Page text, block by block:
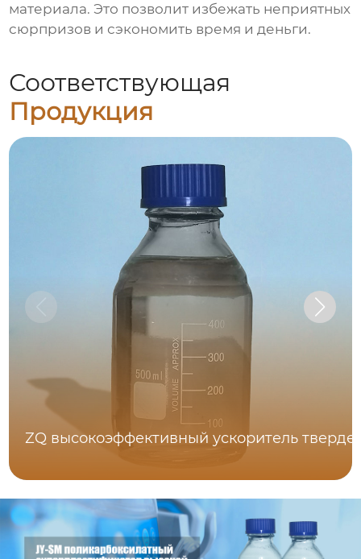
материала. Это позволит избежать неприятных
сюрпризов и сэкономить время и деньги.
Соответствующая
Продукция
ZQ высокоэффективный ускоритель